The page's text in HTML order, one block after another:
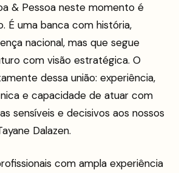
& Pessoa neste momento é
É uma banca com história,
nacional, mas que segue
com visão estratégica. O
dessa união: experiência,
e capacidade de atuar com
sensíveis e decisivos aos nossos
Dalazen.
com ampla experiência